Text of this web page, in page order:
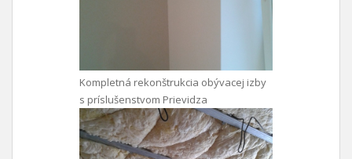
Kompletná rekonštrukcia obývacej izby
s príslušenstvom Prievidza